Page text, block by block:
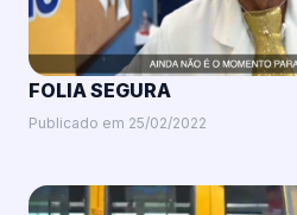
FOLIA SEGURA
Publicado em 25/02/2022